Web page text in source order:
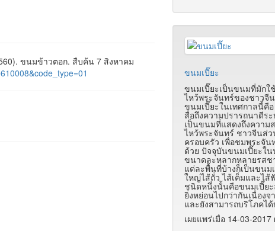
ขนมข้าวตอก. สืบค้น 7 สิงหาคม
ขนมเปี๊ยะ
ขนมเปี๊ยะเป็นขนมที่มักใ
ไหว้พระจันทร์ของชาวจี
ขนมเปี๊ยะในเทศกาลนี้คื
สื่อถึงความปรารถนาดีร
เป็นขนมที่แสดงถึงความ
ไหว้พระจันทร์ ชาวจีนส่
ครอบครัว เพื่อชมพระจั
ด้วย ปัจจุบันขนมเปี๊ยะใ
ขนาดละหลากหลายรสช
แต่ละพื้นที่บ้างก็เป็นขนม
ใหญ่ไส้ถั่ว ไส้เค็มและไ
ชนิดหนึ่งนั้นคือขนมเปี๊ยะ
ยิ่งหย่อนไปกว่ากันเนื่อง
และยังสามารถบริโภคไ
เผยแพร่เมื่อ 14-03-